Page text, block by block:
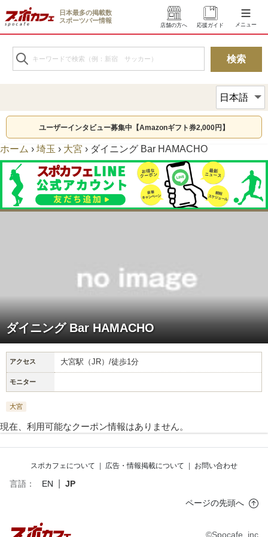
日本最多の掲載数
スポーツバー情報
店舗の方へ 応援ガイド メニュー
ユーザーインタビュー募集中【Amazonギフト券2,000円】
ホーム › 埼玉 › 大宮 › ダイニング Bar HAMACHO
ダイニング Bar HAMACHO
アクセス 大宮駅（JR）/徒歩1分
モニター
大宮
現在、利用可能なクーポン情報はありません。
スポカフェについて | 広告・情報掲載について | お問い合わせ
言語： EN
JP
ページの先頭へ
©Spocafe, inc